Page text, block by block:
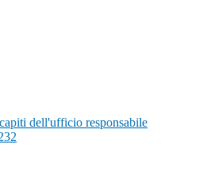
dell'ufficio responsabile